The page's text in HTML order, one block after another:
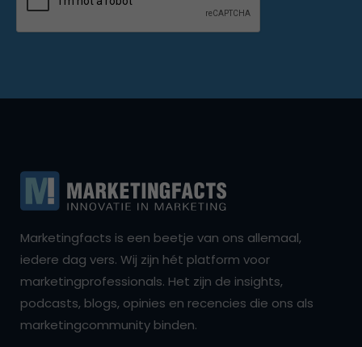
Marketingfacts is een beetje van ons allemaal,
iedere dag vers. Wij zijn hét platform voor
marketingprofessionals. Het zijn de insights,
podcasts, blogs, opinies en recencies die ons als
marketingcommunity binden.